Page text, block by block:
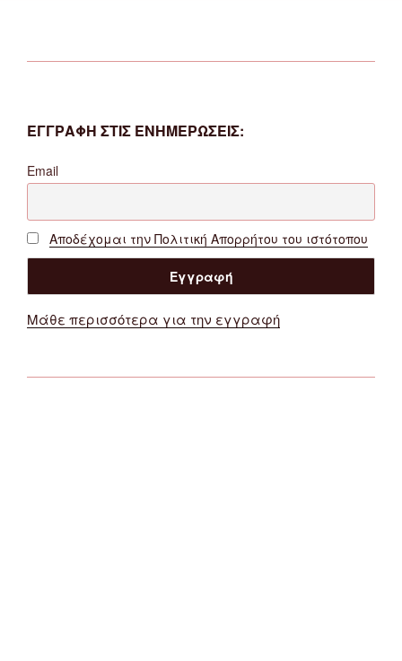
ΕΓΓΡΑΦΗ ΣΤΙΣ ΕΝΗΜΕΡΩΣΕΙΣ:
Email
Αποδέχομαι την Πολιτική Απορρήτου του ιστότοπου
Μάθε περισσότερα για την εγγραφή